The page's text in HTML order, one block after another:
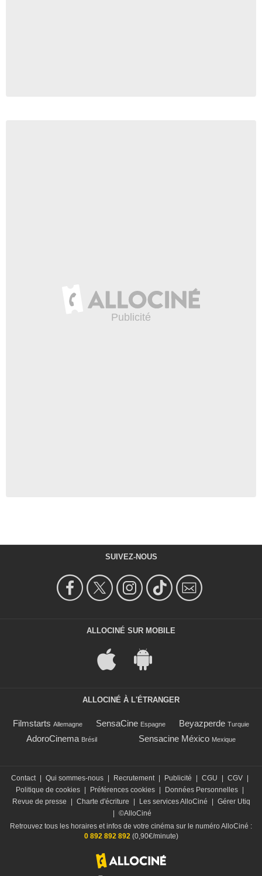
SUIVEZ-NOUS
ALLOCINÉ SUR MOBILE
ALLOCINÉ À L'ÉTRANGER
Filmstarts Allemagne SensaCine Espagne Beyazperde Turquie
AdoroCinema Brésil Sensacine México Mexique
Contact Qui sommes-nous Recrutement Publicité CGU CGV
Politique de cookies
Préférences cookies Données Personnelles
Revue de presse
Charte d'écriture Les services AlloCiné
Gérer Utiq
©AlloCiné
Retrouvez tous les horaires et infos de votre cinéma sur le numéro AlloCiné :
0 892 892 892(0,90€/minute)